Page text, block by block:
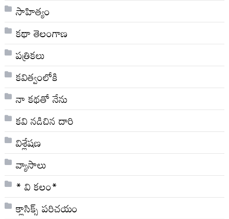
సాహిత్యం
కథా తెలంగాణ
పత్రికలు
కవిత్వంలోకి
నా క‌థ‌తో నేను
కవి నడిచిన దారి
విశ్లేషణ
వ్యాసాలు
* వి క‌లం*
క్లాసిక్స్ ప‌రిచ‌యం